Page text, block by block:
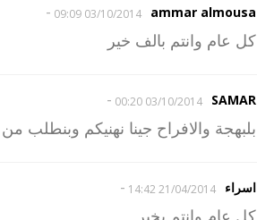
ammar almousa
03/10/2014 09:09
-
كل عام وانتم بالف خير
SAMAR
03/10/2014 00:20
-
بلبهجة والافراح جينا نهنيكم وبنطلب
اسراء 21/04/2014 14:42
-
كل عام وانتم بخير